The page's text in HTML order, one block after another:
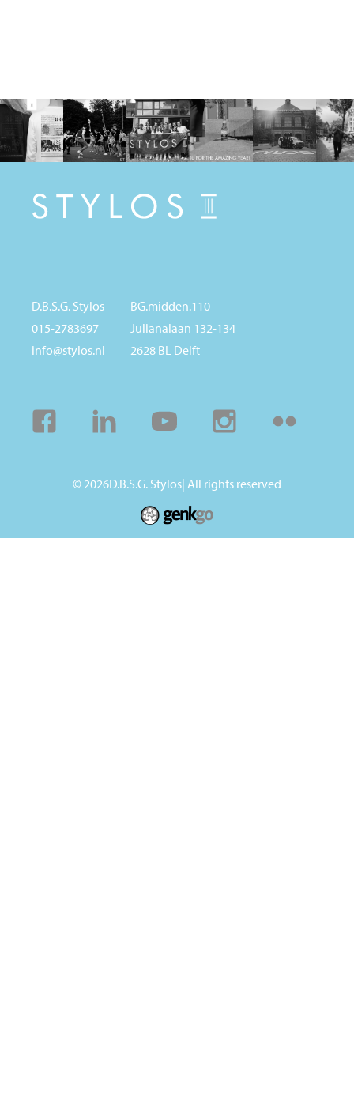
D.B.S.G. Stylos
015-2783697
info@stylos.nl
BG.midden.110
Julianalaan 132-134
2628 BL Delft
Facebook Linkedin Youtube Instagram
© 2026D.B.S.G. Stylos| All rights reserved